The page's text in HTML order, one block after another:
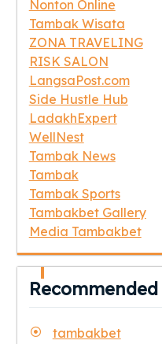
Nonton Online
Tambak Wisata
ZONA TRAVELING
RISK SALON
LangsaPost.com
Side Hustle Hub
LadakhExpert
WellNest
Tambak News
Tambak
Tambak Sports
Tambakbet Gallery
Media Tambakbet
tambakbet